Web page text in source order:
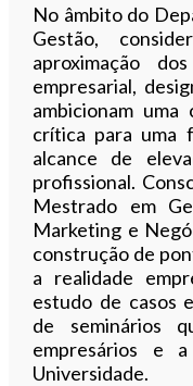
No âmbito do
Gestão,
aproximação
empresarial,
ambicionam uma
crítica para uma
alcance de
profissional.
Mestrado em
Marketing e
construção de
a realidade
estudo de casos
de seminários
empresários e
Universidade.